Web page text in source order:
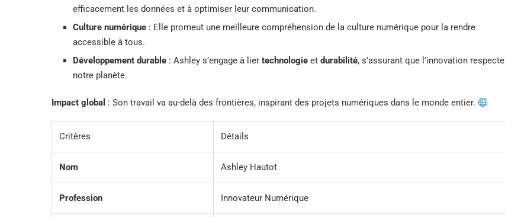
efficacement les données et à optimiser leur communication.
Culture numérique : Elle promeut une meilleure compréhension de la culture numérique pour la rendre
accessible à tous.
Développement durable : Ashley s’engage à lier technologie et durabilité, s’assurant que l’innovation respecte
notre planète.
Impact global : Son travail va au-delà des frontières, inspirant des projets numériques dans le monde entier.
Critères Détails
Nom Ashley Hautot
Profession Innovateur Numérique